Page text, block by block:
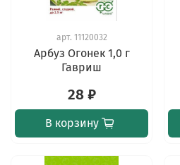
арт. 11120032
Арбуз Огонек 1,0 г
Гавриш
28 ₽
В корзину